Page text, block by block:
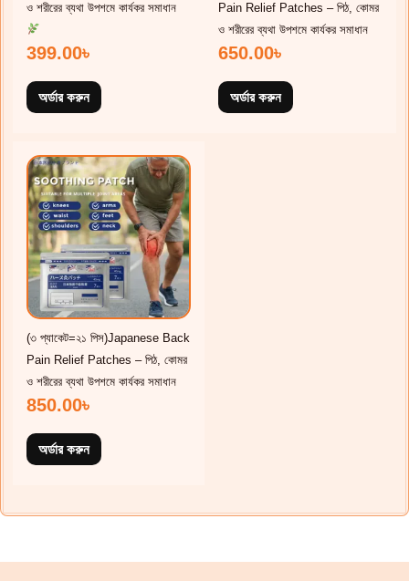
ও শরীরের ব্যথা উপশমে কার্যকর সমাধান
399.00৳
অর্ডার করুন
Pain Relief Patches – পিঠ, কোমর
ও শরীরের ব্যথা উপশমে কার্যকর সমাধান
650.00৳
অর্ডার করুন
(৩ প্যাকেট=২১ পিস)Japanese Back
Pain Relief Patches – পিঠ, কোমর
ও শরীরের ব্যথা উপশমে কার্যকর সমাধান
850.00৳
অর্ডার করুন